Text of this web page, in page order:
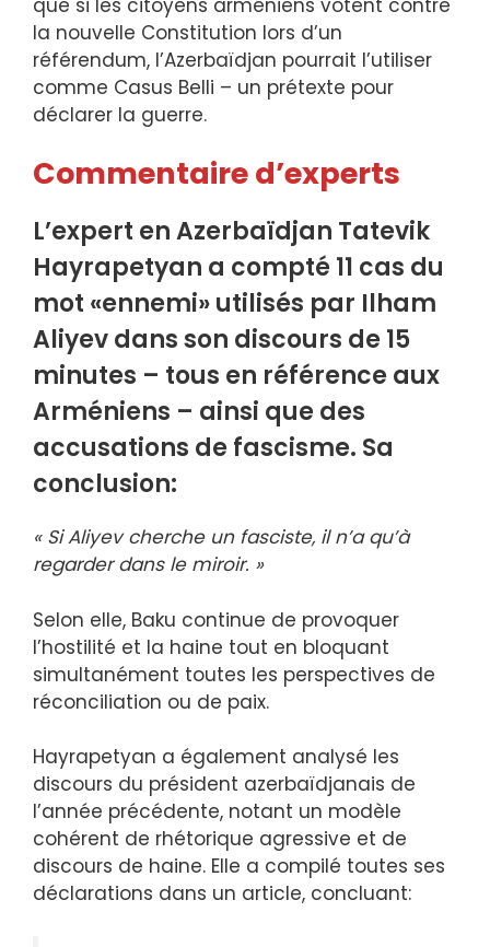
la nouvelle Constitution lors d’un
référendum, l’Azerbaïdjan pourrait l’utiliser
comme Casus Belli – un prétexte pour
déclarer la guerre.
Commentaire d’experts
L’expert en Azerbaïdjan Tatevik
Hayrapetyan a compté 11 cas du
mot «ennemi» utilisés par Ilham
Aliyev dans son discours de 15
minutes – tous en référence aux
Arméniens – ainsi que des
accusations de fascisme. Sa
conclusion:
« Si Aliyev cherche un fasciste, il n’a qu’à
regarder dans le miroir. »
Selon elle, Baku continue de provoquer
l’hostilité et la haine tout en bloquant
simultanément toutes les perspectives de
réconciliation ou de paix.
Hayrapetyan a également analysé les
discours du président azerbaïdjanais de
l’année précédente, notant un modèle
cohérent de rhétorique agressive et de
discours de haine. Elle a compilé toutes ses
déclarations dans un article, concluant: